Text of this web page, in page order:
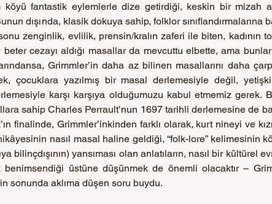
köyü fantastik eylemlerle dize getirdiği, keskin bir mizah
dışında, klasik dokuya sahip, folklor sınıflandırmalarına
zenginlik, evlilik, prensin/kralın zaferi ile biten, kadının
beter cezayı aldığı masallar da mevcuttu elbette, ama
Grimmler’in daha az bilinen masallarını daha
çocuklara yazılmış bir masal derlemesiyle değil,
karşı karşıya olduğumuzu kabul etmemiz gerek.
sahip Charles Perrault’nun 1697 tarihli derlemesine de
finalinde, Grimmler’inkinden farklı olarak, kurt nineyi ve
nasıl masal haline geldiği, “folk-lore” kelimesinin
bilinçdışının) yansıması olan anlatıların, nasıl bir kültürel
üstüne düşünmek de önemli olacaktır –
sonunda aklıma düşen soru buydu.